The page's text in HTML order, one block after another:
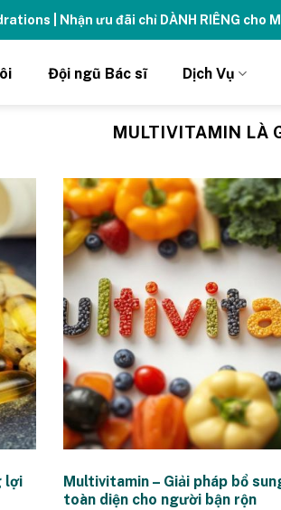
| Nhận ưu đãi chỉ DÀNH RIÊNG cho
Đội ngũ Bác sĩ Dịch Vụ
MULTIVITAMIN LÀ
lợi
Multivitamin – Giải pháp bổ
toàn diện cho người bận rộn